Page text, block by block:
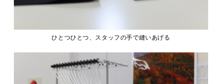
ひとつひとつ、スタッフの手で縫いあげる